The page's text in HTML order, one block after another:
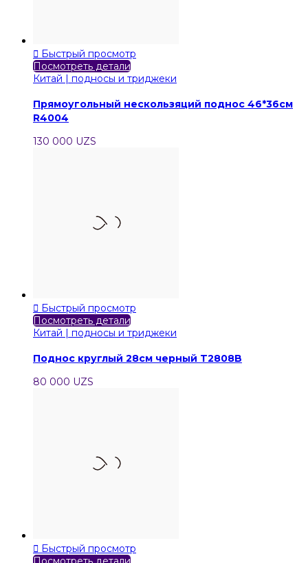
 Быстрый просмотр
Посмотреть детали
Китай | подносы и триджеки
Прямоугольный нескользяций поднос 46*36см
R4004
130 000 UZS
 Быстрый просмотр
Посмотреть детали
Китай | подносы и триджеки
Поднос круглый 28см черный T2808B
80 000 UZS
 Быстрый просмотр